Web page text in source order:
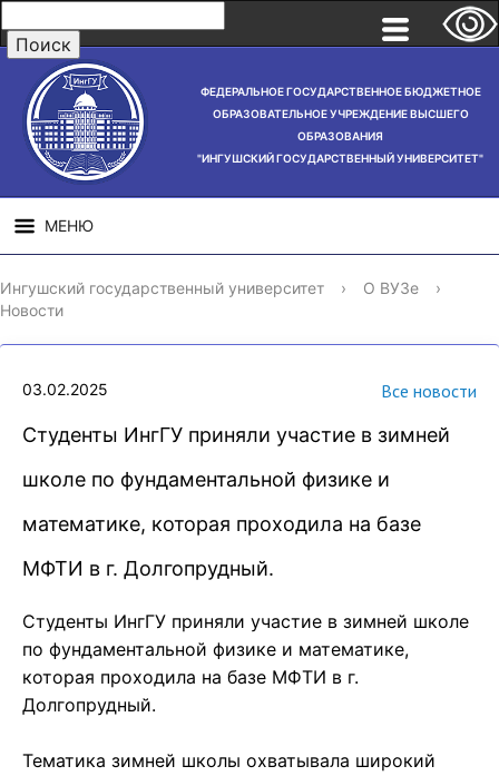
ФЕДЕРАЛЬНОЕ ГОСУДАРСТВЕННОЕ БЮДЖЕТНОЕ
ОБРАЗОВАТЕЛЬНОЕ УЧРЕЖДЕНИЕ ВЫСШЕГО
ОБРАЗОВАНИЯ
"ИНГУШСКИЙ ГОСУДАРСТВЕННЫЙ УНИВЕРСИТЕТ"
МЕНЮ
СВЕДЕНИЯ ОБ
ОБРАЗОВАТЕЛЬНОЙ
НАУЧНАЯ
ДЕЯТЕЛЬНОСТЬ
Ингушский государственный университет › О ВУЗе
›
Новости
03.02.2025 Все новости
Студенты ИнгГУ приняли участие в зимней
школе по фундаментальной физике и
математике, которая проходила на базе
МФТИ в г. Долгопрудный.
Студенты ИнгГУ приняли участие в зимней школе
по фундаментальной физике и математике,
которая проходила на базе МФТИ в г.
Долгопрудный.
Тематика зимней школы охватывала широкий